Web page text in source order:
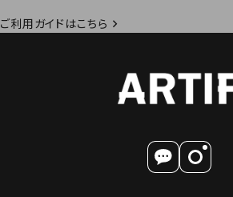
ご利用ガイドはこちら